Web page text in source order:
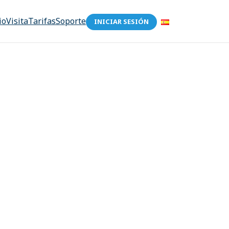
VisitaTarifasSoporte INICIAR SESIÓN